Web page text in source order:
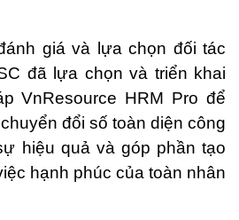
giá và lựa chọn đối tác
đã lựa chọn và triển khai
VnResource HRM Pro để
đổi số toàn diện công
hiệu quả và góp phần tạo
hạnh phúc của toàn nhân